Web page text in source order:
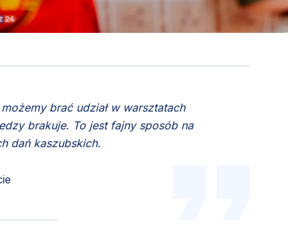
brać udział w warsztatach
brakuje. To jest fajny sposób na
dań kaszubskich.